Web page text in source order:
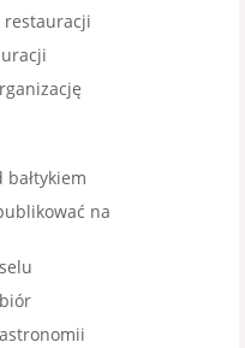
restauracji
na